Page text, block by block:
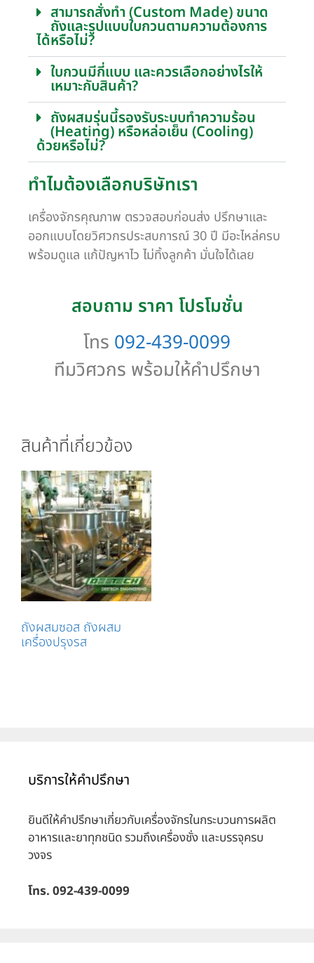
สามารถสั่งทำ (Custom Made) ขนาด
ถังและรูปแบบใบกวนตามความต้องการ
ได้หรือไม่?
ใบกวนมีกี่แบบ และควรเลือกอย่างไรให้
เหมาะกับสินค้า?
ถังผสมรุ่นนี้รองรับระบบทำความร้อน
(Heating) หรือหล่อเย็น (Cooling)
ด้วยหรือไม่?
ทำไมต้องเลือกบริษัทเรา
เครื่องจักรคุณภาพ ตรวจสอบก่อนส่ง ปรึกษาและ
ออกแบบโดยวิศวกรประสบการณ์ 30 ปี มีอะไหล่ครบ
พร้อมดูแล แก้ปัญหาไว ไม่ทิ้งลูกค้า มั่นใจได้เลย
สอบถาม ราคา โปรโมชั่น
โทร 092-439-0099
ทีมวิศวกร พร้อมให้คำปรึกษา
สินค้าที่เกี่ยวข้อง
ถังผสมซอส ถังผสม
เครื่องปรุงรส
บริการให้คำปรึกษา
ยินดีให้คำปรึกษาเกี่ยวกับเครื่องจักรในกระบวนการผลิต
อาหารและยาทุกชนิด รวมถึงเครื่องชั่ง และบรรจุครบ
วงจร
โทร. 092-439-0099